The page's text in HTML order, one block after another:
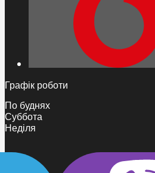
Графік роботи
По буднях
Суббота
Неділя